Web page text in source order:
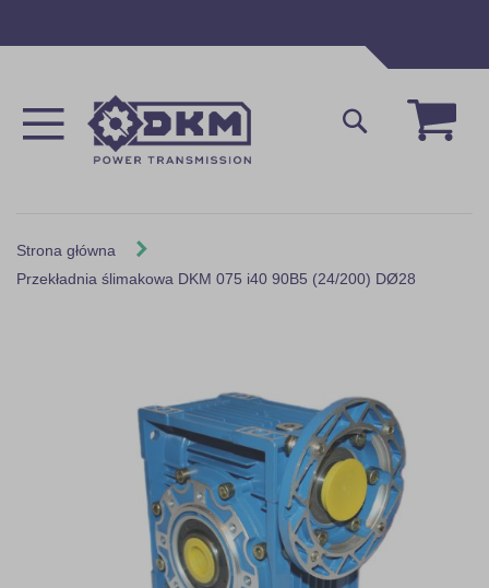
Mój
Szukaj
Strona główna
Przekładnia ślimakowa DKM 075 i40 90B5 (24/200) DØ28